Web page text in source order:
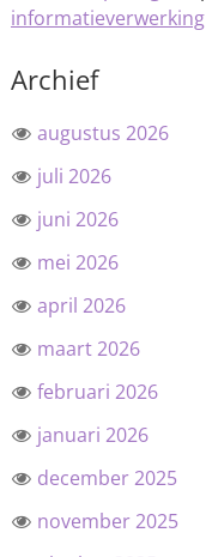
informatieverwerking
Archief
augustus 2026
juli 2026
juni 2026
mei 2026
april 2026
maart 2026
februari 2026
januari 2026
december 2025
november 2025